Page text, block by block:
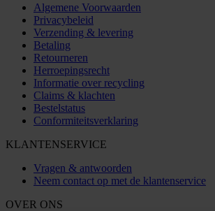
Algemene Voorwaarden
Privacybeleid
Verzending & levering
Betaling
Retourneren
Herroepingsrecht
Informatie over recycling
Claims & klachten
Bestelstatus
Conformiteitsverklaring
KLANTENSERVICE
Vragen & antwoorden
Neem contact op met de klantenservice
OVER ONS